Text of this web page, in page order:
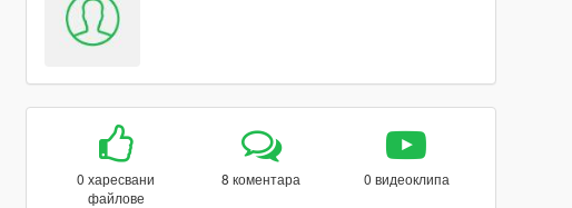
0 харесвани
файлове
8 коментара 0 видеоклипа